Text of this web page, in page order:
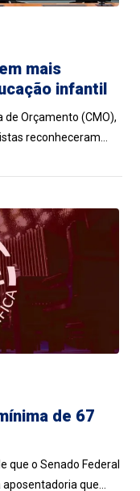
mais
infantil
de Orçamento (CMO),
reconheceram
de 67
que o Senado Federal
que